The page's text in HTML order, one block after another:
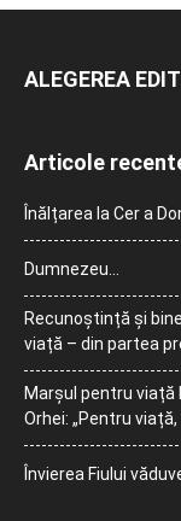
ALEGEREA
Articole
Înălțarea la Cer a
Dumnezeu…
Recunoștință și
viață – din partea
Marșul pentru viață
Orhei: „Pentru
Învierea Fiului